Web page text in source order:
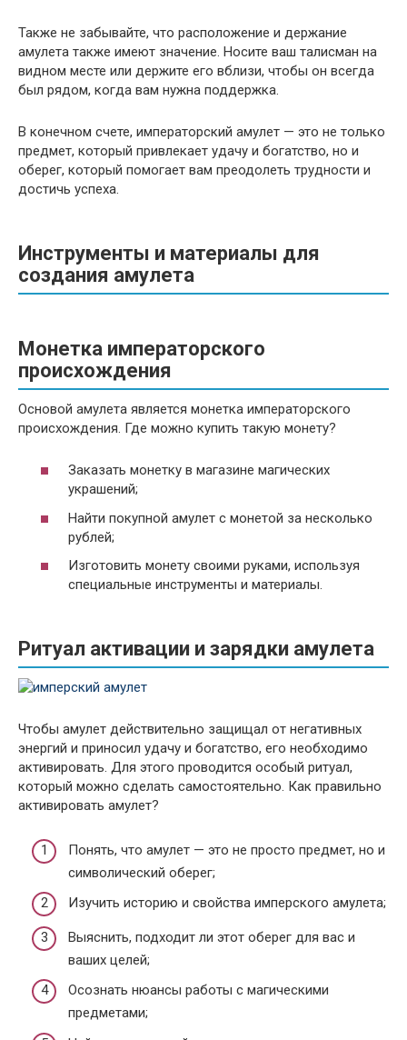
Также не забывайте, что расположение и держание
амулета также имеют значение. Носите ваш талисман на
видном месте или держите его вблизи, чтобы он всегда
был рядом, когда вам нужна поддержка.
В конечном счете, императорский амулет — это не только
предмет, который привлекает удачу и богатство, но и
оберег, который помогает вам преодолеть трудности и
достичь успеха.
Инструменты и материалы для
создания амулета
Монетка императорского
происхождения
Основой амулета является монетка императорского
происхождения. Где можно купить такую монету?
Заказать монетку в магазине магических
украшений;
Найти покупной амулет с монетой за несколько
рублей;
Изготовить монету своими руками, используя
специальные инструменты и материалы.
Ритуал активации и зарядки амулета
Чтобы амулет действительно защищал от негативных
энергий и приносил удачу и богатство, его необходимо
активировать. Для этого проводится особый ритуал,
который можно сделать самостоятельно. Как правильно
активировать амулет?
Понять, что амулет — это не просто предмет, но и
символический оберег;
Изучить историю и свойства имперского амулета;
Выяснить, подходит ли этот оберег для вас и
ваших целей;
Осознать нюансы работы с магическими
предметами;